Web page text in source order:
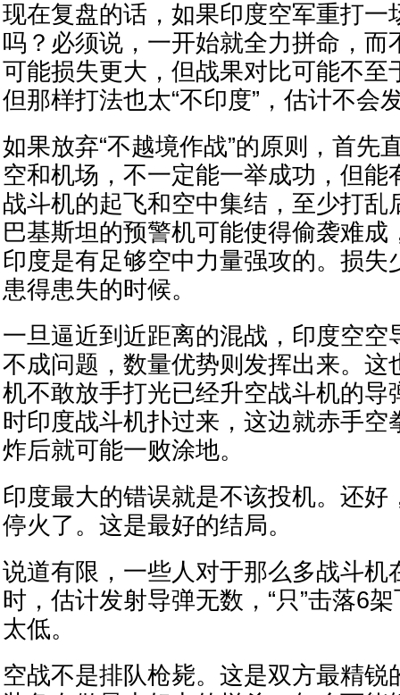
现在复盘的话，如果印度空军重打一
吗？必须说，一开始就全力拼命，而
可能损失更大，但战果对比可能不至
但那样打法也太“不印度”，估计不会
如果放弃“不越境作战”的原则，首先
空和机场，不一定能一举成功，但能
战斗机的起飞和空中集结，至少打乱
巴基斯坦的预警机可能使得偷袭难成
印度是有足够空中力量强攻的。损失
患得患失的时候。
一旦逼近到近距离的混战，印度空空
不成问题，数量优势则发挥出来。这
机不敢放手打光已经升空战斗机的导
时印度战斗机扑过来，这边就赤手空
炸后就可能一败涂地。
印度最大的错误就是不该投机。还好
停火了。这是最好的结局。
说道有限，一些人对于那么多战斗机
时，估计发射导弹无数，“只”击落6
太低。
空战不是排队枪毙。这是双方最精锐